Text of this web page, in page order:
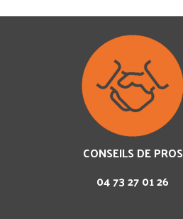
CONSEILS DE PROS
04 73 27 01 26